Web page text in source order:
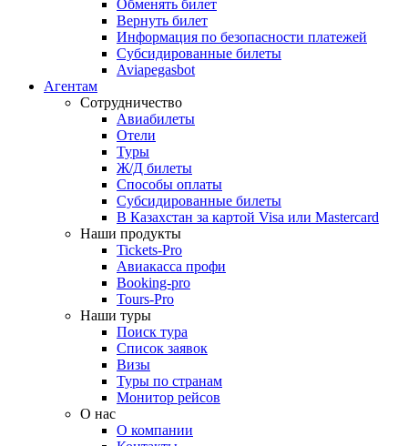
Обменять билет
Вернуть билет
Информация по безопасности платежей
Субсидированные билеты
Aviapegasbot
Агентам
Сотрудничество
Авиабилеты
Отели
Туры
Ж/Д билеты
Способы оплаты
Субсидированные билеты
В Казахстан за картой Visa или Masterсard
Наши продукты
Tickets-Pro
Авиакасса профи
Booking-pro
Tours-Pro
Наши туры
Поиск тура
Список заявок
Визы
Туры по странам
Монитор рейсов
О нас
О компании